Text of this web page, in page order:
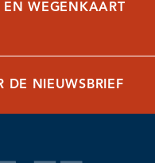
WEGENKAART
DE NIEUWSBRIEF